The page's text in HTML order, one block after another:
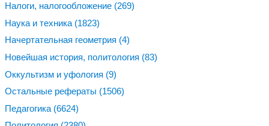
Налоги, налогообложение (269)
Наука и техника (1823)
Начертательная геометрия (4)
Новейшая история, политология (83)
Оккультизм и уфология (9)
Остальные рефераты (1506)
Педагогика (6624)